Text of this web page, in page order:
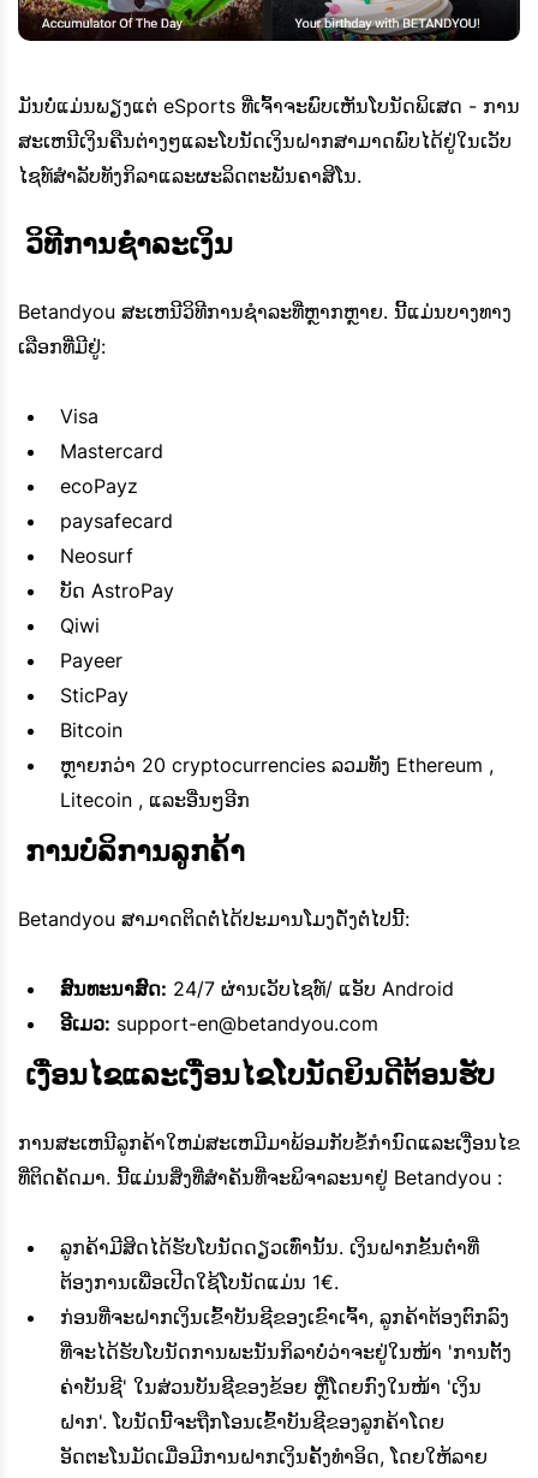
ມັນບໍ່ແມ່ນພຽງແຕ່ eSports ທີ່ເຈົ້າຈະພົບເຫັນໂບນັດພິເສດ - ການ
ສະເຫນີເງິນຄືນຕ່າງໆແລະໂບນັດເງິນຝາກສາມາດພົບໄດ້ຢູ່ໃນເວັບ
ໄຊທ໌ສໍາລັບທັງກິລາແລະຜະລິດຕະພັນຄາສິໂນ.
ວິທີການຊໍາລະເງິນ
Betandyou ສະເຫນີວິທີການຊໍາລະທີ່ຫຼາກຫຼາຍ. ນີ້ແມ່ນບາງທາງ
ເລືອກທີ່ມີຢູ່:
Visa
Mastercard
ecoPayz
paysafecard
Neosurf
ບັດ AstroPay
Qiwi
Payeer
SticPay
Bitcoin
ຫຼາຍກວ່າ 20 cryptocurrencies ລວມທັງ Ethereum ,
Litecoin , ແລະອື່ນໆອີກ
ການບໍລິການລູກຄ້າ
Betandyou ສາມາດຕິດຕໍ່ໄດ້ປະມານໂມງດັ່ງຕໍ່ໄປນີ້:
ສົນທະນາສົດ: 24/7 ຜ່ານເວັບໄຊທ໌/ ແອັບ Android
ອີເມວ: support-en@betandyou.com
ເງື່ອນໄຂແລະເງື່ອນໄຂໂບນັດຍິນດີຕ້ອນຮັບ
ການສະເຫນີລູກຄ້າໃຫມ່ສະເຫມີມາພ້ອມກັບຂໍ້ກໍານົດແລະເງື່ອນໄຂ
ທີ່ຕິດຄັດມາ. ນີ້ແມ່ນສິ່ງທີ່ສໍາຄັນທີ່ຈະພິຈາລະນາຢູ່ Betandyou :
ລູກຄ້າມີສິດໄດ້ຮັບໂບນັດດຽວເທົ່ານັ້ນ. ເງິນຝາກຂັ້ນຕໍ່າທີ່
ຕ້ອງການເພື່ອເປີດໃຊ້ໂບນັດແມ່ນ 1€.
ກ່ອນທີ່ຈະຝາກເງິນເຂົ້າບັນຊີຂອງເຂົາເຈົ້າ, ລູກຄ້າຕ້ອງຕົກລົງ
ທີ່ຈະໄດ້ຮັບໂບນັດການພະນັນກິລາບໍ່ວ່າຈະຢູ່ໃນໜ້າ 'ການຕັ້ງ
ຄ່າບັນຊີ' ໃນສ່ວນບັນຊີຂອງຂ້ອຍ ຫຼືໂດຍກົງໃນໜ້າ 'ເງິນ
ຝາກ'. ໂບນັດນີ້ຈະຖືກໂອນເຂົ້າບັນຊີຂອງລູກຄ້າໂດຍ
ອັດຕະໂນມັດເມື່ອມີການຝາກເງິນຄັ້ງທຳອິດ, ໂດຍໃຫ້ລາຍ